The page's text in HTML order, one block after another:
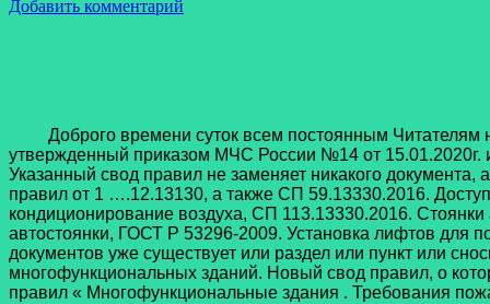
Добавить комментарий
Доброго времени суток всем постоянным Читателям
утвержденный приказом МЧС России №14 от 15.01.2020г.
Указанный свод правил не заменяет никакого
правил от 1 ….12.13130, а также СП 59.13330.2016.
кондиционирование воздуха, СП 113.13330.2016.
автостоянки, ГОСТ Р 53296-2009. Установка лифтов для
документов уже существует или раздел или пункт или
многофункциональных зданий. Новый свод правил, о
правил « Многофункциональные здания . Требования